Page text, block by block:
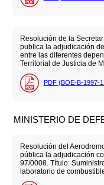
Resolución de la
publica la adjudicación
entre las diferentes
Territorial de Justicia de
PDF (BOE-B-1997-
MINISTERIO DE
Resolución del
pública la adjudicación
97/0008. Título:
laboratorio de